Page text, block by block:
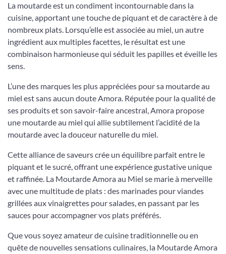
La moutarde est un condiment incontournable dans la
cuisine, apportant une touche de piquant et de caractère à de
nombreux plats. Lorsqu’elle est associée au miel, un autre
ingrédient aux multiples facettes, le résultat est une
combinaison harmonieuse qui séduit les papilles et éveille les
sens.
L’une des marques les plus appréciées pour sa moutarde au
miel est sans aucun doute Amora. Réputée pour la qualité de
ses produits et son savoir-faire ancestral, Amora propose
une moutarde au miel qui allie subtilement l’acidité de la
moutarde avec la douceur naturelle du miel.
Cette alliance de saveurs crée un équilibre parfait entre le
piquant et le sucré, offrant une expérience gustative unique
et raffinée. La Moutarde Amora au Miel se marie à merveille
avec une multitude de plats : des marinades pour viandes
grillées aux vinaigrettes pour salades, en passant par les
sauces pour accompagner vos plats préférés.
Que vous soyez amateur de cuisine traditionnelle ou en
quête de nouvelles sensations culinaires, la Moutarde Amora